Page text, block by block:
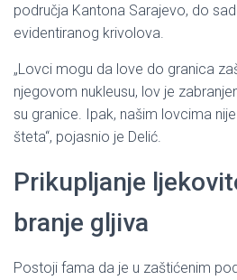
područja Kantona Sarajevo, do
evidentiranog krivolova.
„Lovci mogu da love do granica
njegovom nukleusu, lov je
su granice. Ipak, našim lovcima
šteta“, pojasnio je Delić.
Prikupljanje
branje gljiva
Postoji fama da je u zaštićenim